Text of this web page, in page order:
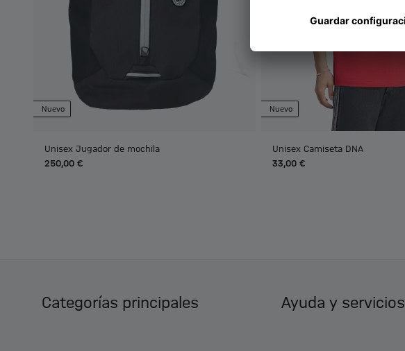
Nuevo
Unisex Jugador de mochila
250,00 €
Nuevo
Unisex Camiseta DNA
33,00 €
Categorías principales Ayuda y servicios